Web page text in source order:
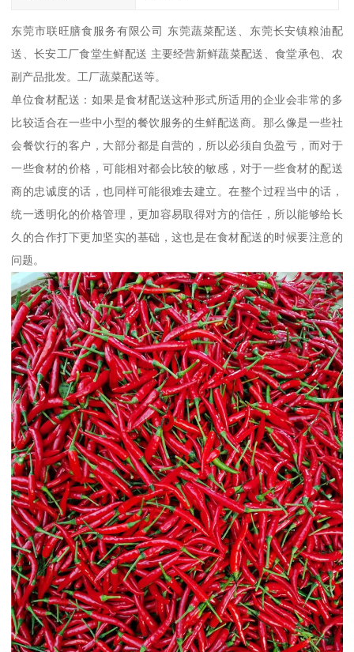
东莞市联旺膳食服务有限公司 东莞蔬菜配送、东莞长安镇粮油配
送、长安工厂食堂生鲜配送 主要经营新鲜蔬菜配送、食堂承包、农
副产品批发。工厂蔬菜配送等。
单位食材配送：如果是食材配送这种形式所适用的企业会非常的多
比较适合在一些中小型的餐饮服务的生鲜配送商。那么像是一些社
会餐饮行的客户，大部分都是自营的，所以必须自负盈亏，而对于
一些食材的价格，可能相对都会比较的敏感，对于一些食材的配送
商的忠诚度的话，也同样可能很难去建立。在整个过程当中的话，
统一透明化的价格管理，更加容易取得对方的信任，所以能够给长
久的合作打下更加坚实的基础，这也是在食材配送的时候要注意的
问题。